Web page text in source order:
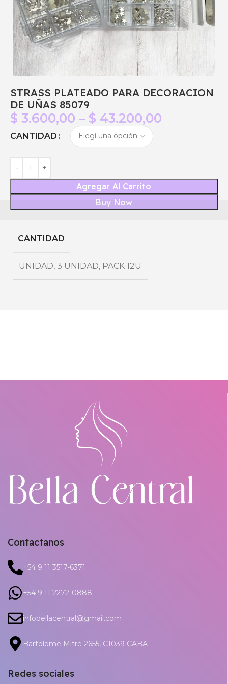
STRASS PLATEADO PARA DECORACION
DE UÑAS 85079
$ 3.600,00 – $ 43.200,00
CANTIDAD
Agregar Al Carrito
Buy Now
CANTIDAD
UNIDAD, 3 UNIDAD, PACK 12U
Contactanos
+54 9 11 3517-6371
+54 9 11 2272-0888
infobellacentral@gmail.com
Bartolomé Mitre 2655, C1039 CABA
Redes sociales